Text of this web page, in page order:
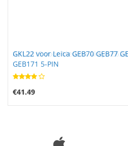
GKL22 voor Leica GEB70 GEB77
GEB171 5-PIN
€41.49
A31-M15 voor Medion Akoya
€64.99